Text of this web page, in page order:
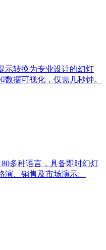
示转换为专业设计的幻灯
据可视化，仅需几秒钟。
多种语言，具备即时幻灯
、销售及市场演示。